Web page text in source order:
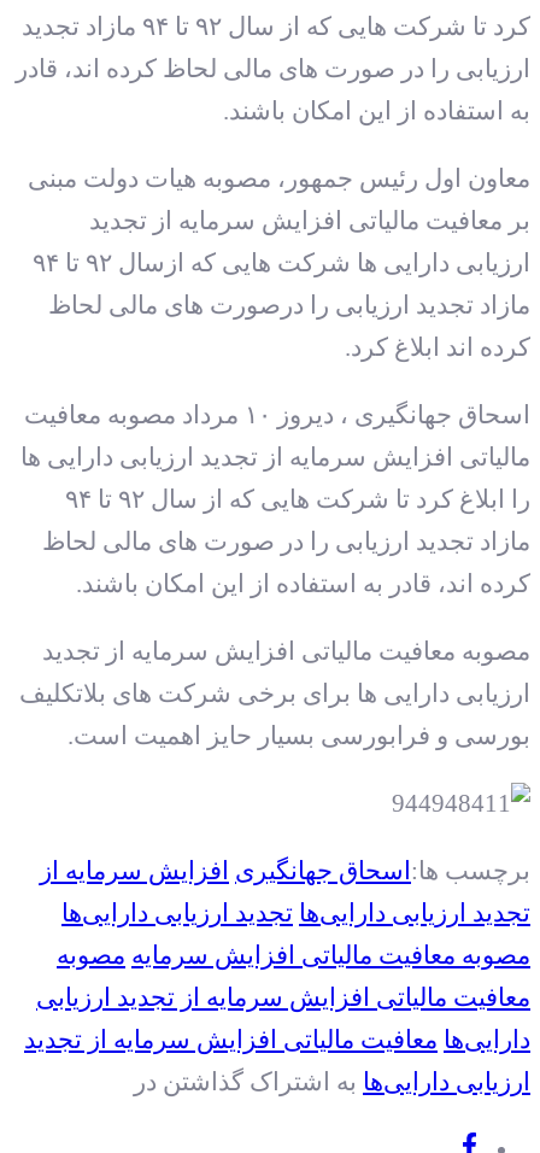
کرد تا شرکت هایی که از سال ۹۲ تا ۹۴ مازاد تجدید
ارزیابی را در صورت های مالی لحاظ کرده اند، قادر
به استفاده از این امکان باشند.
معاون اول رئیس جمهور، مصوبه هیات دولت مبنی
بر معافیت مالیاتی افزایش سرمایه از تجدید
ارزیابی دارایی ها شرکت هایی که ازسال ۹۲ تا ۹۴
مازاد تجدید ارزیابی را درصورت های مالی لحاظ
کرده اند ابلاغ کرد.
اسحاق جهانگیری ، دیروز ۱۰ مرداد مصوبه معافیت
مالیاتی افزایش سرمایه از تجدید ارزیابی دارایی ها
را ابلاغ کرد تا شرکت هایی که از سال ۹۲ تا ۹۴
مازاد تجدید ارزیابی را در صورت های مالی لحاظ
کرده اند، قادر به استفاده از این امکان باشند.
مصوبه معافیت مالیاتی افزایش سرمایه از تجدید
ارزیابی دارایی ها برای برخی شرکت های بلاتکلیف
بورسی و فرابورسی بسیار حایز اهمیت است.
برچسب ها: اسحاق جهانگیری افزایش سرمایه از
تجدید ارزیابی دارایی‌ها تجدید ارزیابی دارایی‌ها
مصوبه معافیت مالیاتی افزایش سرمایه مصوبه
معافیت مالیاتی افزایش سرمایه از تجدید ارزیابی
دارایی‌ها معافیت مالیاتی افزایش سرمایه از تجدید
ارزیابی دارایی‌ها به اشتراک گذاشتن در